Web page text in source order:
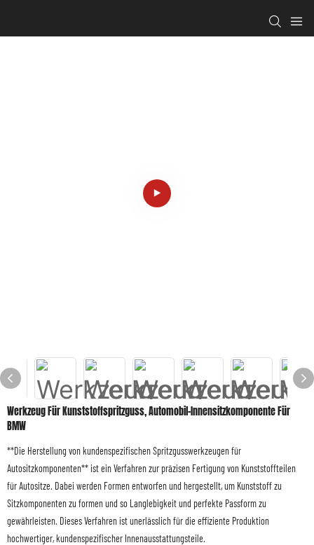
Werkzeug Für Kunststoffspritzguss, Automobil-Innensitzkomponente Für
BMW
**Die Herstellung von kundenspezifischen Spritzgusswerkzeugen für
Autositzkomponenten** ist ein Verfahren zur präzisen Fertigung von Kunststoffteilen
für Autositze. Dabei werden Formen entworfen und hergestellt, um Kunststoff zu
Sitzkomponenten zu formen und so Langlebigkeit und perfekte Passform zu
gewährleisten. Dieses Verfahren ist unerlässlich für die effiziente Produktion
hochwertiger, kundenspezifischer Innenausstattungsteile.